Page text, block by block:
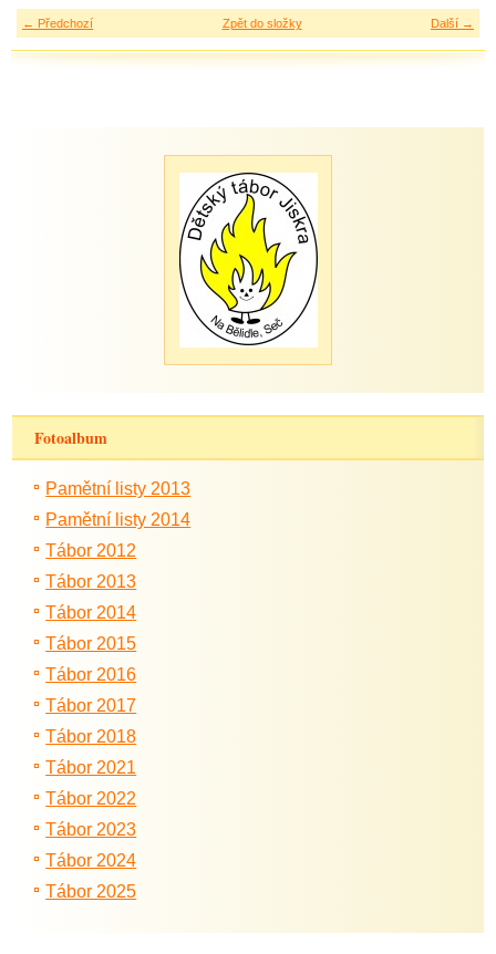
← Předchozí Další →
Zpět do složky
Fotoalbum
Pamětní listy 2013
Pamětní listy 2014
Tábor 2012
Tábor 2013
Tábor 2014
Tábor 2015
Tábor 2016
Tábor 2017
Tábor 2018
Tábor 2021
Tábor 2022
Tábor 2023
Tábor 2024
Tábor 2025